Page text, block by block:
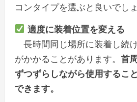
コンタイプを選ぶと良いでしょ
適度に装着位置を変える
長時間同じ場所に装着し続
がかかることがあります。 首
ずつずらしながら使用するこ
できます。